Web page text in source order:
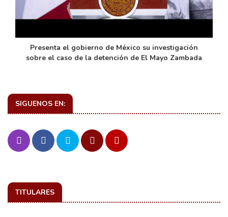
Presenta el gobierno de México su investigación
sobre el caso de la detención de El Mayo Zambada
SIGUENOS EN:
TITULARES